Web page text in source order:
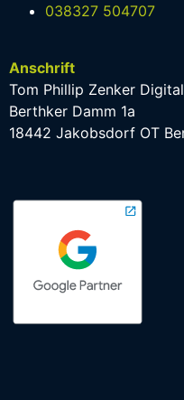
038327 504707
Anschrift
Tom Phillip Zenker
Berthker Damm 1a
18442 Jakobsdorf OT